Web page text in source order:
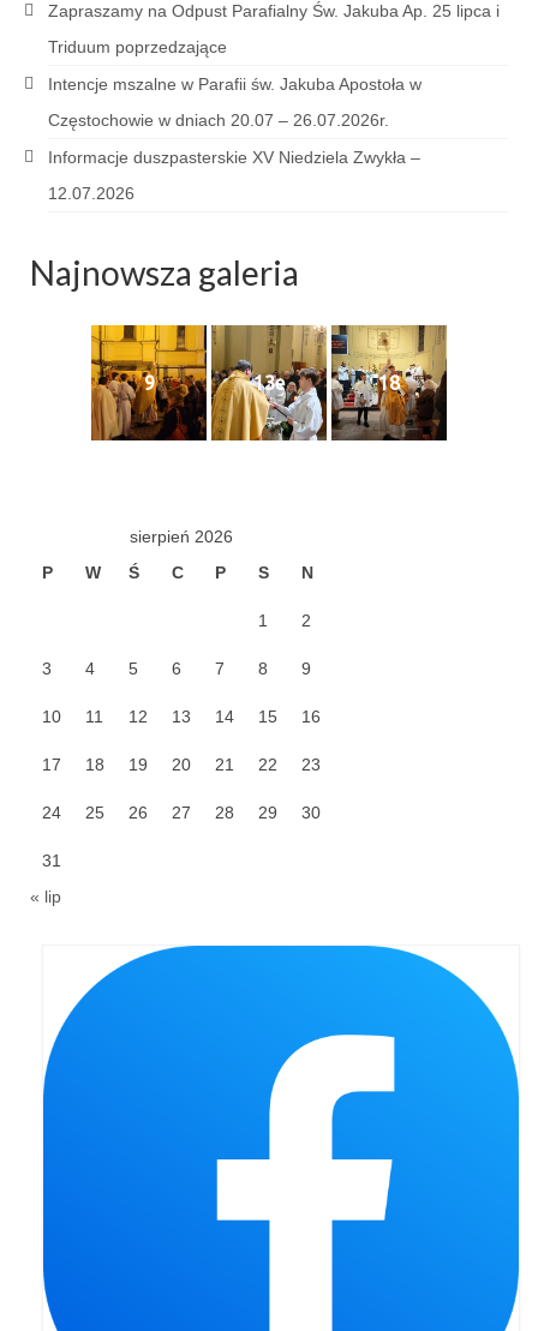
Pierwsza Komunia Święta – Grupa 1
Pierwsza Komunia Święta – Grupa 2
Boże Ciało
Galerie 2020
Boże Ciało 2020
GODZINA ŚWIĘTA W ŚWIĘTO
MIŁOSIERDZIA BOŻEGO
Pasterka 2019
Triduum St. Kostka 2019
Posługa Siostry Elekty
Uroczystość Św. Jakuba Ap 2019
Boże Ciało – 20 czerwca 2019
Pierwsza Komunia Święta 2019
Wielki Piątek 2019
Droga Krzyżowa w parafii św. Jakuba
Apostoła w Częstochowie 2019
Narodowy Dzień Pamięci “Żołnierzy
Zapraszamy na Odpust Parafialny Św. Jakuba Ap. 25 lipca i
Triduum poprzedzające
Intencje mszalne w Parafii św. Jakuba Apostoła w
Częstochowie w dniach 20.07 – 26.07.2026r.
Informacje duszpasterskie XV Niedziela Zwykła –
12.07.2026
Najnowsza galeria
9 13e 18
sierpień 2026
P
W Ś C P S N
1 2
3 4 5 6 7 8 9
10 11 12 13 14 15 16
17 18 19 20 21 22 23
24 25 26 27 28 29 30
31
« lip